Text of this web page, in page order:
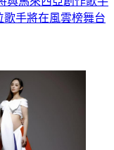
手將在風雲榜舞台